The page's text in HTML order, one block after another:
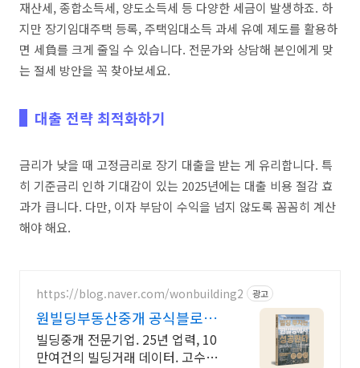
재산세, 종합소득세, 양도소득세 등 다양한 세금이 발생하죠. 하
지만 장기임대주택 등록, 주택임대소득 과세 유예 제도를 활용하
면 세負를 크게 줄일 수 있습니다. 전문가와 상담해 본인에게 맞
는 절세 방안을 꼭 찾아보세요.
대출 전략 최적화하기
금리가 낮을 때 고정금리로 장기 대출을 받는 게 유리합니다. 특
히 기준금리 인하 기대감이 있는 2025년에는 대출 비용 절감 효
과가 큽니다. 다만, 이자 부담이 수익을 넘지 않도록 꼼꼼히 계산
해야 해요.
https://blog.naver.com/wonbuilding2 광고
원빌딩부동산중개 공식블로그
원빌딩, 책으로 만나다
빌딩중개 전문기업. 25년 업력, 10
만여건의 빌딩거래 데이터. 고수익